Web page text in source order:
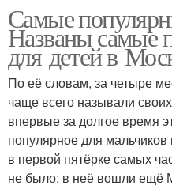
Самые
Названы самые
для детей в
По её словам, за четыре
чаще всего называли
впервые за долгое время
популярное для
в первой пятёрке самых
не было: в неё вошли ещё